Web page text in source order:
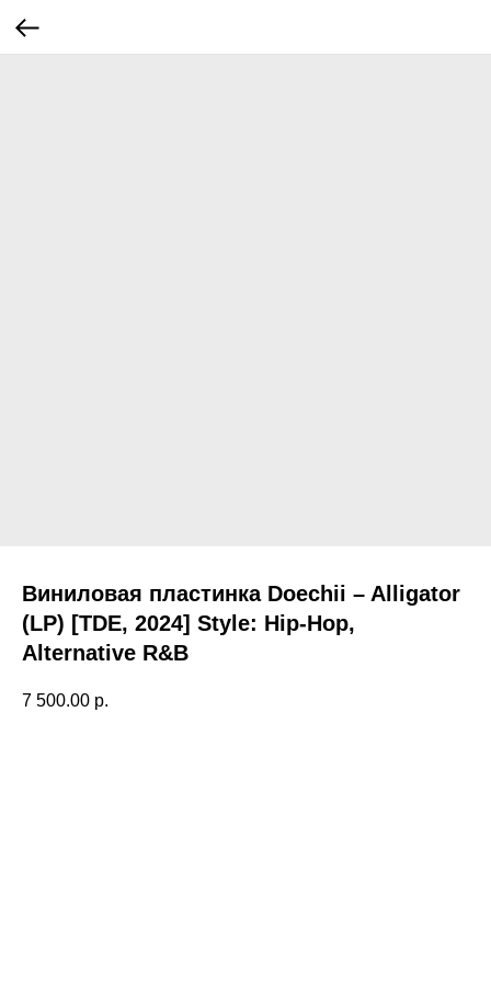
Виниловая пластинка Doechii – Alligator
(LP) [TDE, 2024] Style: Hip-Hop,
Alternative R&B
7 500.00 р.